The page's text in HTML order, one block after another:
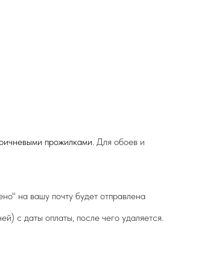
прожилками. Для обоев и
на вашу почту будет отправлена
с даты оплаты, после чего удаляется.